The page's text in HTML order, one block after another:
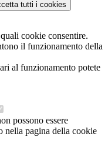
tutti i cookies
cookie consentire.
il funzionamento della
al funzionamento potete
possono essere
nella pagina della cookie